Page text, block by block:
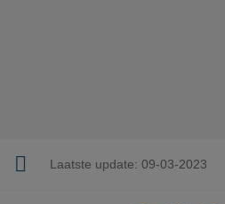
Laatste update: 09-03-2023